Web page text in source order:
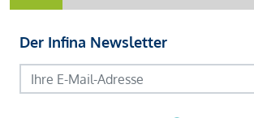
Der Infina Newsletter